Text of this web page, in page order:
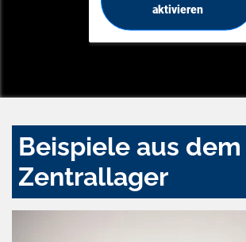
aktivieren
Beispiele aus dem
Zentrallager